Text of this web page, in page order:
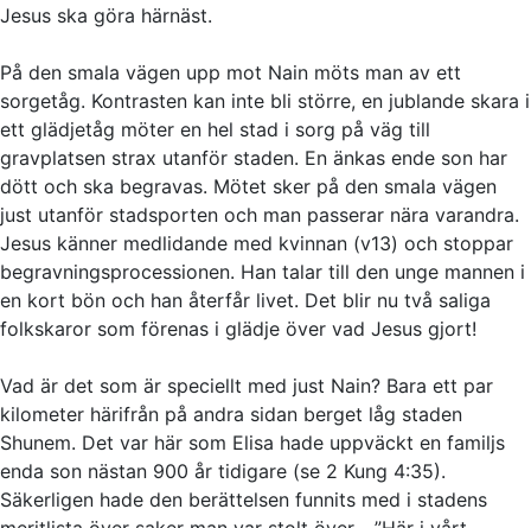
Jesus ska göra härnäst.
På den smala vägen upp mot Nain möts man av ett
sorgetåg. Kontrasten kan inte bli större, en jublande skara i
ett glädjetåg möter en hel stad i sorg på väg till
gravplatsen strax utanför staden. En änkas ende son har
dött och ska begravas. Mötet sker på den smala vägen
just utanför stadsporten och man passerar nära varandra.
Jesus känner medlidande med kvinnan (v13) och stoppar
begravningsprocessionen. Han talar till den unge mannen i
en kort bön och han återfår livet. Det blir nu två saliga
folkskaror som förenas i glädje över vad Jesus gjort!
Vad är det som är speciellt med just Nain? Bara ett par
kilometer härifrån på andra sidan berget låg staden
Shunem. Det var här som Elisa hade uppväckt en familjs
enda son nästan 900 år tidigare (se 2 Kung 4:35).
Säkerligen hade den berättelsen funnits med i stadens